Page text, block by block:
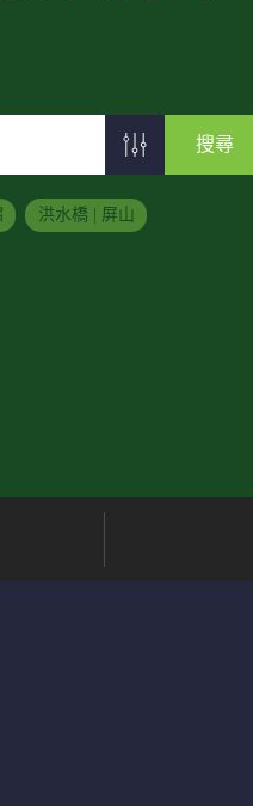
搜尋
洪水橋 | 屏山